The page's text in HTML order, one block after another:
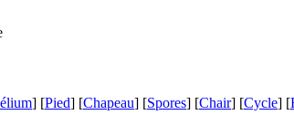
] [Pied] [Chapeau] [Spores] [Chair] [Cycle] [